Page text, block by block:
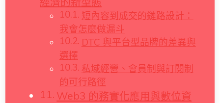
短內容到成交的鏈路設計：
我會怎麼做漏斗
DTC 與平台型品牌的差異與
選擇
私域經營、會員制與訂閱制
的可行路徑
Web3 的務實化應用與數位資